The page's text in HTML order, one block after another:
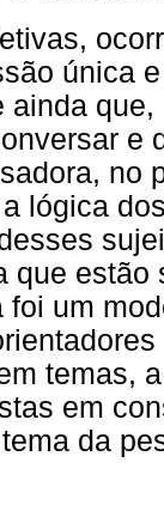
única
ainda
e
no
lógica
que
foi um
temas,
em
da